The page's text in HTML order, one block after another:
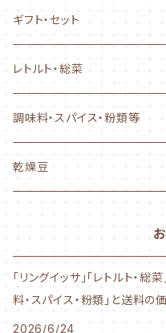
NEW! AYASE CHURRASCO
ぐるぐるタイプ
フランクタイプ
かながわ綾瀬シリーズ
ギフト・セット
レトルト・総菜
調味料・スパイス・粉類等
乾燥豆
「リングイッサ」「レトルト・総
料・スパイス・粉類」と送料
2026/6/24